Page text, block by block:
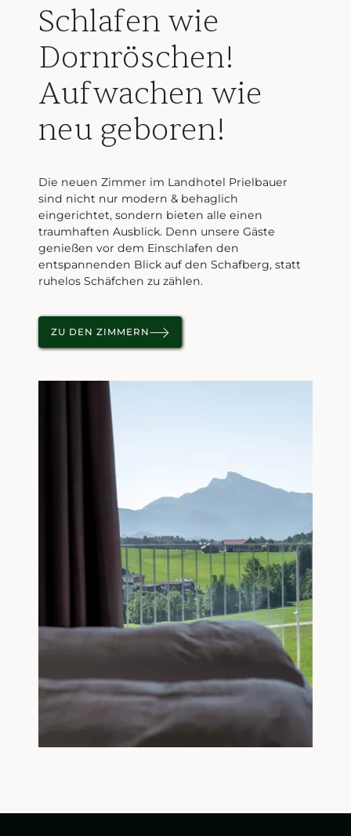
Schlafen wie
Dornröschen!
Aufwachen wie
neu geboren!
Die neuen Zimmer im Landhotel Prielbauer
sind nicht nur modern & behaglich
eingerichtet, sondern bieten alle einen
traumhaften Ausblick. Denn unsere Gäste
genießen vor dem Einschlafen den
entspannenden Blick auf den Schafberg, statt
ruhelos Schäfchen zu zählen.
ZU DEN ZIMMERN